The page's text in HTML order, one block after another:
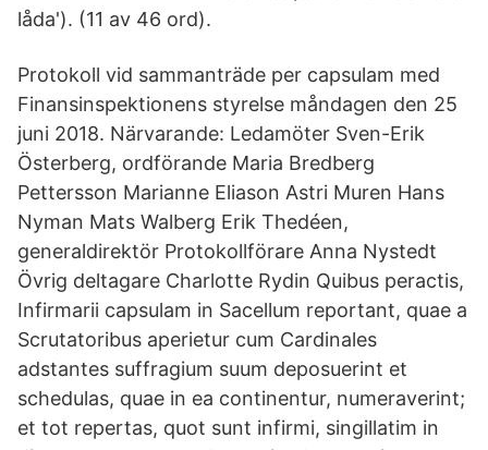
låda'). (11 av 46 ord).
Protokoll vid sammanträde per capsulam med
Finansinspektionens styrelse måndagen den 25
juni 2018. Närvarande: Ledamöter Sven-Erik
Österberg, ordförande Maria Bredberg
Pettersson Marianne Eliason Astri Muren Hans
Nyman Mats Walberg Erik Thedéen,
generaldirektör Protokollförare Anna Nystedt
Övrig deltagare Charlotte Rydin Quibus peractis,
Infirmarii capsulam in Sacellum reportant, quae a
Scrutatoribus aperietur cum Cardinales
adstantes suffragium suum deposuerint et
schedulas, quae in ea continentur, numeraverint;
et tot repertas, quot sunt infirmi, singillatim in